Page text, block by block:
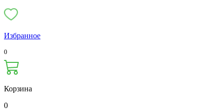
Избранное
0
Корзина
0